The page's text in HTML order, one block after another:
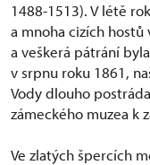
1488-1513). V létě
a mnoha cizích
a veškerá pátrání
v srpnu roku 1861,
Vody dlouho
zámeckého muzea k
Ve zlatých špercích